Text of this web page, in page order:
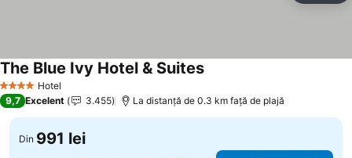
4 Stele Hotel
The Blue Ivy Hotel & SuitesVedeți prețurile
9,7 Excelent 3.455 La distanță de 0.3 km față de plajă
Din 991 lei